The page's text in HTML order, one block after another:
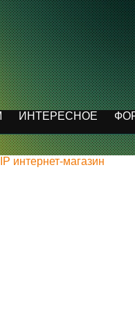
ИНТЕРЕСНОЕ
интернет-магазин